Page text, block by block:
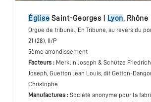
église Saint-Georges| Lyon, Rhône
Orgue de tribune., En Tribune, au revers du
21 (28), II/P
5ème arrondissement
Facteurs : Merklin Joseph & Schütze
Joseph, Guetton Jean Louis, dit Getton-
Christophe
Manufactures : Société anonyme pour la